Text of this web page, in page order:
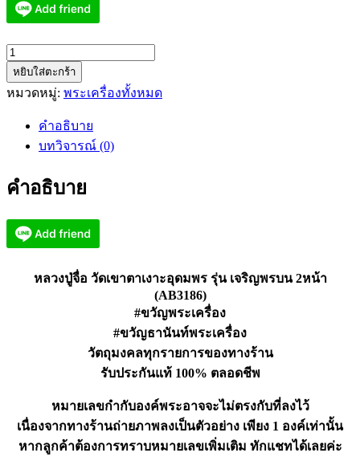
จำนวน
หล
วง
ตา
อุดม
เจริญพร
หยิบใส่ตะกร้า
หมวดหมู่: พระเครื่องทั้งหมด
คำอธิบาย
บทวิจารณ์ (0)
คำอธิบาย
หลวงปู่จื่อ วัดเขาตาเงาะอุดมพร รุ่น เจริญพรบน 2หน้า
(AB3186)
#ขวัญพระเครื่อง
#ขวัญธานันท์พระเครื่อง
วัตถุมงคลทุกรายการของทางร้าน
รับประกันแท้ 100% ตลอดชีพ
หมายเลขกำกับองค์พระอาจจะไม่ตรงกับที่ลงไว้
เนื่องจากทางร้านถ่ายภาพลงเป็นตัวอย่าง เพียง 1 องค์เท่านั้น
หากลูกค้าต้องการทราบหมายเลขเพิ่มเติม ทักแชทได้เลยค่ะ